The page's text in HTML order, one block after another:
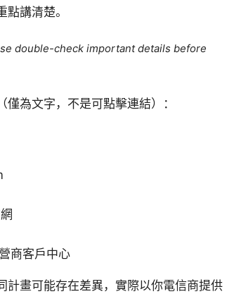
講清楚。
double-check important details before
為文字，不是可點擊連結）：
商客戶中心
計畫可能存在差異，實際以你電信商提供